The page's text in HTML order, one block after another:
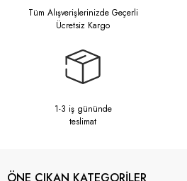
Tüm Alışverişlerinizde Geçerli
Ücretsiz Kargo
1-3 iş gününde
teslimat
ÖNE ÇIKAN KATEGORİLER